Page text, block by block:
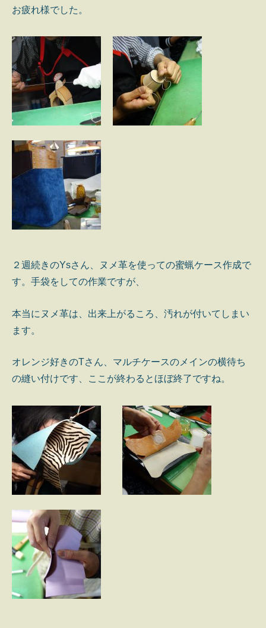
お疲れ様でした。
２週続きのYsさん、ヌメ革を使っての蜜蝋ケース作成で
す。手袋をしての作業ですが、
本当にヌメ革は、出来上がるころ、汚れが付いてしまい
ます。
オレンジ好きのTさん、マルチケースのメインの横待ち
の縫い付けです、ここが終わるとほぼ終了ですね。